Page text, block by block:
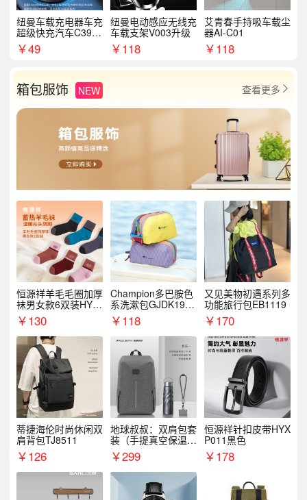
纽曼车载充电器车充
超级快充汽车C39提
手拉环
￥49
纽曼电动感应无线充
车载支架V003升级
￥118
艾青春手持吸车载尘
器AI-C01
￥118
箱包服饰 NEW 查看更多 
恒源祥羊毛毛圈加厚
袜男女款6双装HYX
068WZ
￥130
Champion多巴胺色
系洗漱包GJDK19R
1￥118
又见美物初遇系列多
功能旅行包EB1119
￥170
蒂捷海伦时尚休闲双
肩背包TJ8511
￥126
地球叔叔：双肩包套
装（手提真空保温杯
+手机挂绳）
￥299
恒源祥针扣皮带HYX
P011黑色
￥178